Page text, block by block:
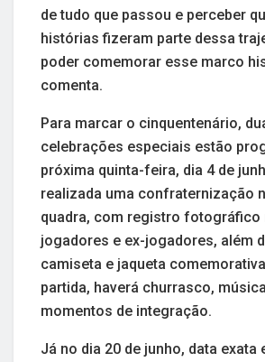
de tudo que passou e perceber
histórias fizeram parte dessa
poder comemorar esse marco
comenta.
Para marcar o cinquentenário,
celebrações especiais estão
próxima quinta-feira, dia 4 de
realizada uma confraternização
quadra, com registro fotográfico
jogadores e ex-jogadores, além
camiseta e jaqueta
partida, haverá churrasco,
momentos de integração.
Já no dia 20 de junho, data exata